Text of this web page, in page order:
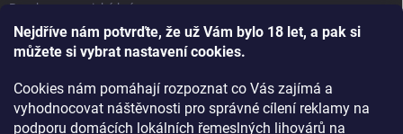
Nejdříve nám potvrďte, že už Vám bylo 18 let, a pak si
můžete si vybrat nastavení cookies.
Cookies nám pomáhají rozpoznat co Vás zajímá a
vyhodnocovat náštěvnosti pro správné cílení reklamy na
podporu domácích lokálních řemeslných lihovárů na
Bourbon, americká krása.
Napsali v TÝDNU o naší práci
Rozhovor s DESTILERKA.CZ v magazínu DRINKING-CAT